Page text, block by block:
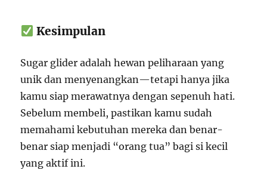
Kesimpulan
Sugar glider adalah hewan peliharaan yang
unik dan menyenangkan—tetapi hanya jika
kamu siap merawatnya dengan sepenuh hati.
Sebelum membeli, pastikan kamu sudah
memahami kebutuhan mereka dan benar-
benar siap menjadi “orang tua” bagi si kecil
yang aktif ini.